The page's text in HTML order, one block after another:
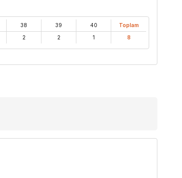
38
2
39
2
40
1
Toplam
8